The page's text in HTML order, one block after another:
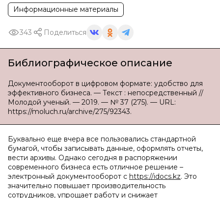
Информационные материалы
343 Поделиться
Библиографическое описание
Документооборот в цифровом формате: удобство для
эффективного бизнеса. — Текст : непосредственный //
Молодой ученый. — 2019. — № 37 (275). — URL:
https://moluch.ru/archive/275/92343.
Буквально еще вчера все пользовались стандартной
бумагой, чтобы записывать данные, оформлять отчеты,
вести архивы. Однако сегодня в распоряжении
современного бизнеса есть отличное решение –
электронный документооборот с https://idocs.kz. Это
значительно повышает производительность
сотрудников, упрощает работу и снижает